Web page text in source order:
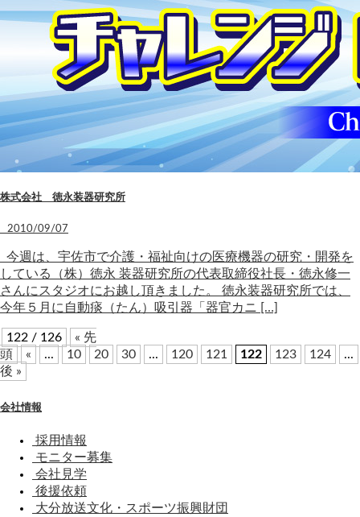
株式会社 徳永装器研究所
2010/09/07
今週は、宇佐市で介護・福祉向けの医療機器の研究・開発を
している（株）徳永 装器研究所の代表取締役社長・徳永修一
さんにスタジオにお越し頂きました。 徳永装器研究所では、
今年５月に自動痰（たん）吸引器「器官カニ […]
122 / 126
« 先
頭
« ... 10 20 30 ... 120 121 122 123 124
...
後 »
会社情報
採用情報
モニター募集
会社見学
後援依頼
大分放送文化・スポーツ振興財団